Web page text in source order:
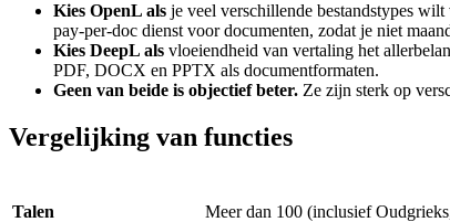
Kies OpenL als je veel verschillende bestandstypes
pay-per-doc dienst voor documenten, zodat je niet
Kies DeepL als vloeiendheid van vertaling het
PDF, DOCX en PPTX als documentformaten.
Geen van beide is objectief beter. Ze zijn sterk op
Vergelijking van functies
Talen
Meer dan 100 (inclusief